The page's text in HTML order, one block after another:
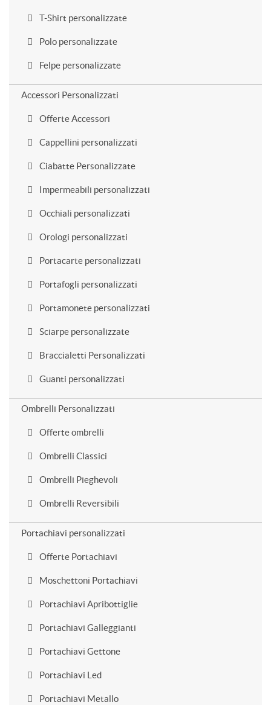
T-Shirt personalizzate
Polo personalizzate
Felpe personalizzate
Accessori Personalizzati
Offerte Accessori
Cappellini personalizzati
Ciabatte Personalizzate
Impermeabili personalizzati
Occhiali personalizzati
Orologi personalizzati
Portacarte personalizzati
Portafogli personalizzati
Portamonete personalizzati
Sciarpe personalizzate
Braccialetti Personalizzati
Guanti personalizzati
Ombrelli Personalizzati
Offerte ombrelli
Ombrelli Classici
Ombrelli Pieghevoli
Ombrelli Reversibili
Portachiavi personalizzati
Offerte Portachiavi
Moschettoni Portachiavi
Portachiavi Apribottiglie
Portachiavi Galleggianti
Portachiavi Gettone
Portachiavi Led
Portachiavi Metallo